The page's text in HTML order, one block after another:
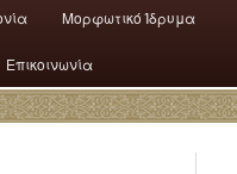
Μορφωτικό Ίδρυμα
Επικοινωνία